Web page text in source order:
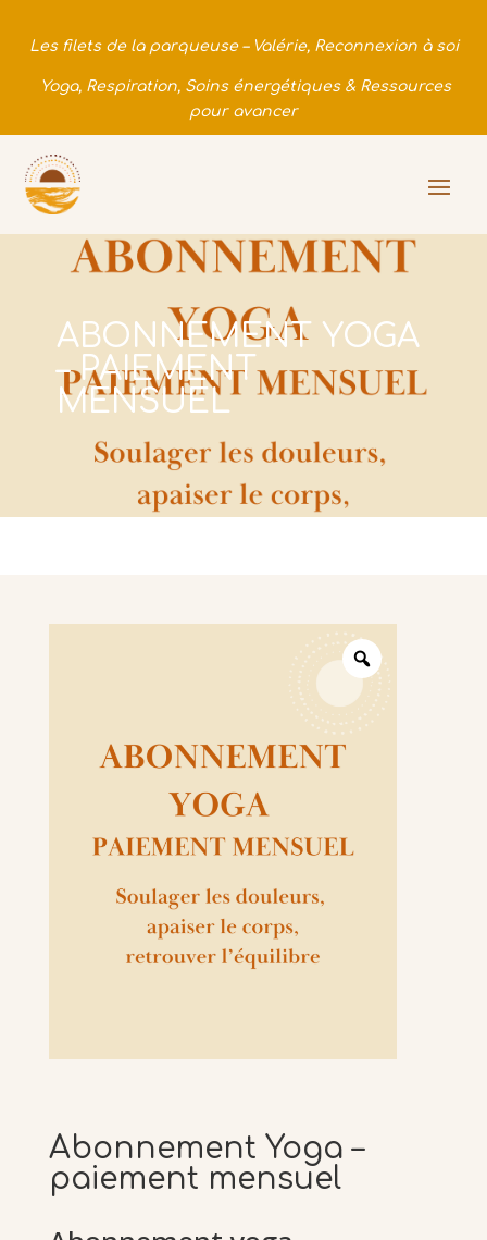
Les filets de la parqueuse – Valérie, Reconnexion à soi
Yoga, Respiration, Soins énergétiques & Ressources
pour avancer
ABONNEMENT YOGA
– PAIEMENT
MENSUEL
Abonnement Yoga –
paiement mensuel